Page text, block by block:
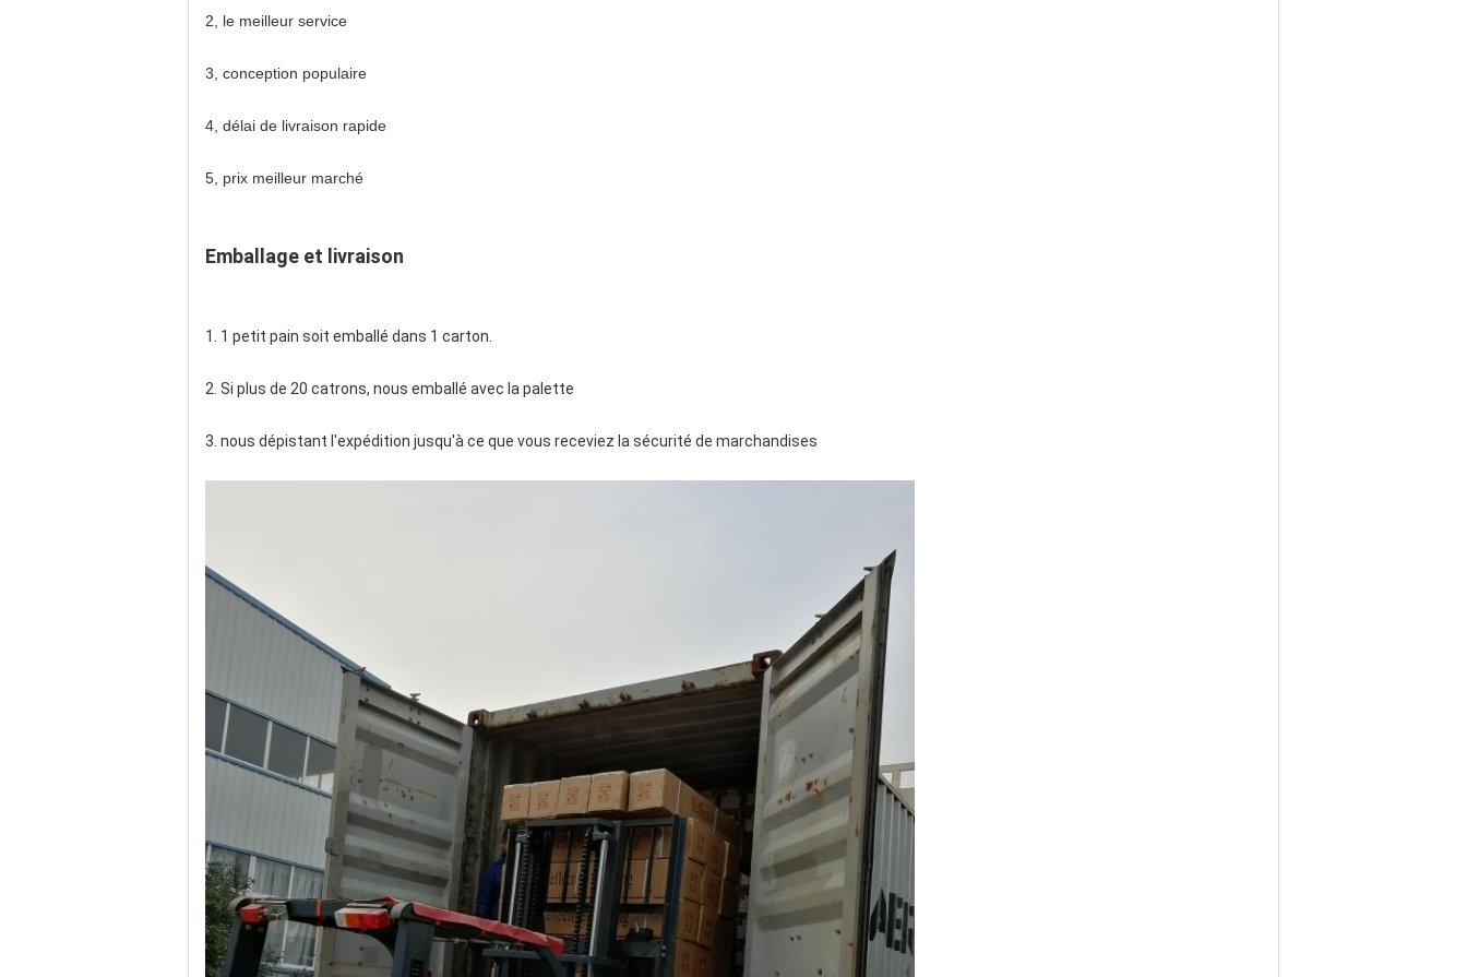
2, le meilleur service
3, conception populaire
4, délai de livraison rapide
5, prix meilleur marché
Emballage et livraison
1. 1 petit pain soit emballé dans 1 carton.
2. Si plus de 20 catrons, nous emballé avec la palette
3. nous dépistant l'expédition jusqu'à ce que vous receviez la sécurité de marchandises